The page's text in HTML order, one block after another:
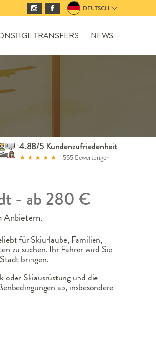
DEUTSCH
TRANSFERS NEWS
4.88/5 Kundenzufriedenheit
★ ★ ★ ★ ★ 555 Bewertungen
- ab 280 €
Anbietern.
für Skiurlaube, Familien,
zu suchen. Ihr Fahrer wird Sie
bringen.
oder Skiausrüstung und die
ab, insbesondere